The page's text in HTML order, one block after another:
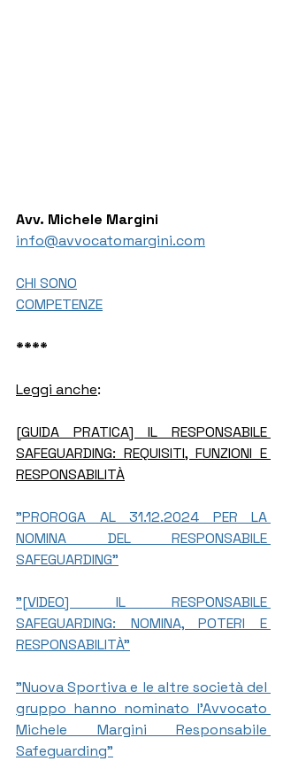
Avv. Michele Margini
info@avvocatomargini.com
CHI SONO
COMPETENZE
****
Leggi anche:
[GUIDA PRATICA] IL RESPONSABILE
SAFEGUARDING: REQUISITI, FUNZIONI E
RESPONSABILITÀ
"PROROGA AL 31.12.2024 PER LA
NOMINA DEL RESPONSABILE
SAFEGUARDING"
"[VIDEO] IL RESPONSABILE
SAFEGUARDING: NOMINA, POTERI E
RESPONSABILITÀ"
"Nuova Sportiva e le altre società del
gruppo hanno nominato l'Avvocato
Michele Margini Responsabile
Safeguarding"